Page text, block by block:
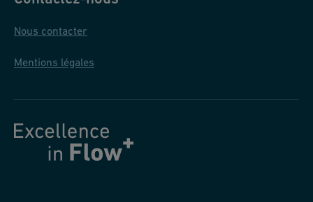
Nous contacter
Mentions légales